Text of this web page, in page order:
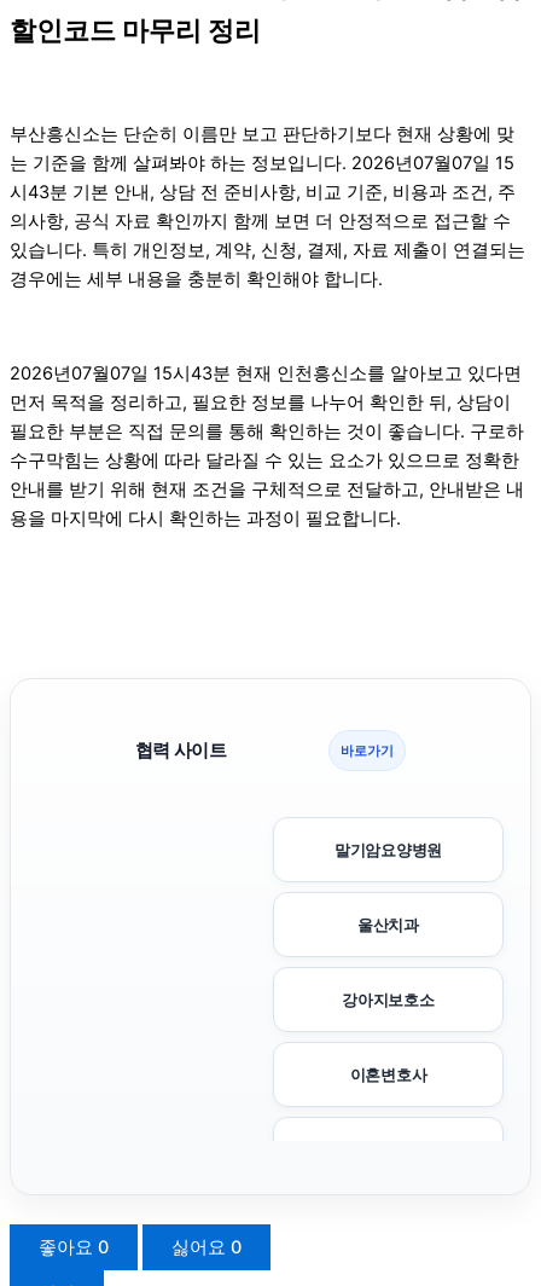
할인코드 마무리 정리
부산흥신소는 단순히 이름만 보고 판단하기보다 현재 상황에 맞
는 기준을 함께 살펴봐야 하는 정보입니다. 2026년07월07일 15
시43분 기본 안내, 상담 전 준비사항, 비교 기준, 비용과 조건, 주
의사항, 공식 자료 확인까지 함께 보면 더 안정적으로 접근할 수
있습니다. 특히 개인정보, 계약, 신청, 결제, 자료 제출이 연결되는
경우에는 세부 내용을 충분히 확인해야 합니다.
2026년07월07일 15시43분 현재 인천흥신소를 알아보고 있다면
먼저 목적을 정리하고, 필요한 정보를 나누어 확인한 뒤, 상담이
필요한 부분은 직접 문의를 통해 확인하는 것이 좋습니다. 구로하
수구막힘는 상황에 따라 달라질 수 있는 요소가 있으므로 정확한
안내를 받기 위해 현재 조건을 구체적으로 전달하고, 안내받은 내
용을 마지막에 다시 확인하는 과정이 필요합니다.
협력 사이트 바로가기
말기암요양병원
울산치과
강아지보호소
이혼변호사
좋아요 0 싫어요 0